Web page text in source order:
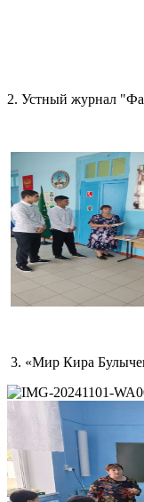
2. Устный журнал
3. «Мир Кира